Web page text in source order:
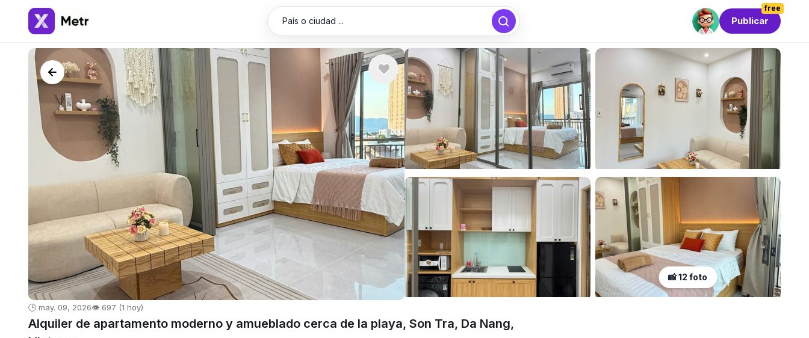
País o ciudad ...
free
Publicar
📸 12 foto
🕒 may. 09, 2026👁️ 697 (1 hoy)
Alquiler de apartamento moderno y amueblado cerca de la playa, Son Tra, Da Nang,